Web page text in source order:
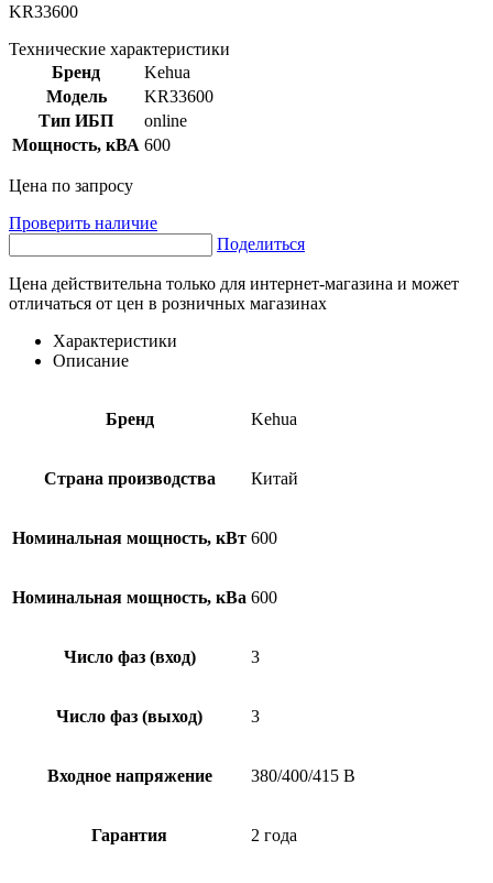
KR33600
Технические характеристики
Бренд
Kehua
Модель
KR33600
Тип ИБП
online
Мощность, кВА 600
Цена по запросу
Проверить наличие
Поделиться
Цена действительна только для интернет-магазина и может
отличаться от цен в розничных магазинах
Характеристики
Описание
Бренд Kehua
Страна производства Китай
Номинальная мощность, кВт 600
Номинальная мощность, кВа 600
Число фаз (вход) 3
Число фаз (выход) 3
Входное напряжение 380/400/415 В
Гарантия 2 года